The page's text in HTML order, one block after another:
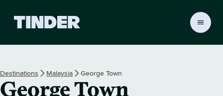
r
H
Destinations Malaysia George Town
George Town